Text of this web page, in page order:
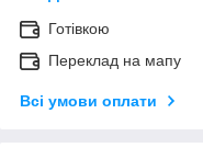
Готівкою
Переклад на мапу
Всі умови оплати